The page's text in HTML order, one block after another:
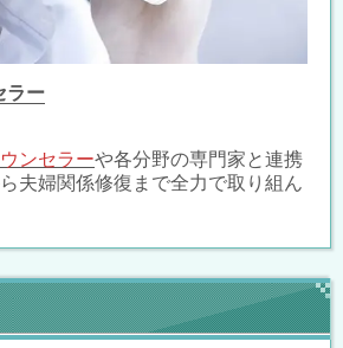
ラー
ンセラーや各分野の専門家と連携
夫婦関係修復まで全力で取り組ん